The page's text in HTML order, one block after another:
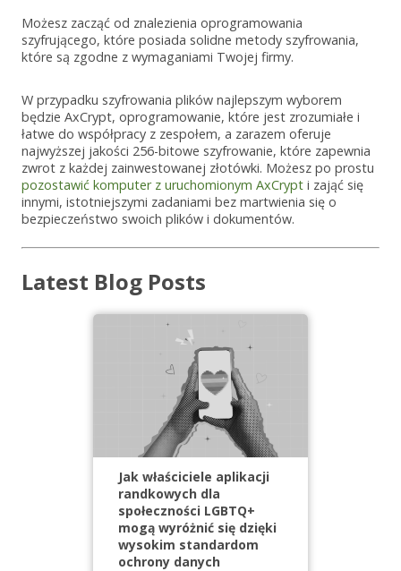
Możesz zacząć od znalezienia oprogramowania
szyfrującego, które posiada solidne metody szyfrowania,
które są zgodne z wymaganiami Twojej firmy.
W przypadku szyfrowania plików najlepszym wyborem
będzie AxCrypt, oprogramowanie, które jest zrozumiałe i
łatwe do współpracy z zespołem, a zarazem oferuje
najwyższej jakości 256-bitowe szyfrowanie, które zapewnia
zwrot z każdej zainwestowanej złotówki. Możesz po prostu
pozostawić komputer z uruchomionym AxCrypt i zająć się
innymi, istotniejszymi zadaniami bez martwienia się o
bezpieczeństwo swoich plików i dokumentów.
Latest Blog Posts
Jak właściciele aplikacji
randkowych dla
społeczności LGBTQ+
mogą wyróżnić się dzięki
wysokim standardom
ochrony danych